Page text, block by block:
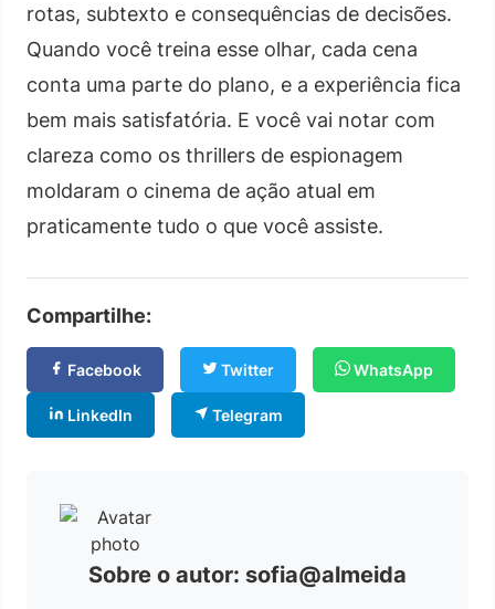
rotas, subtexto e consequências de decisões.
Quando você treina esse olhar, cada cena
conta uma parte do plano, e a experiência fica
bem mais satisfatória. E você vai notar com
clareza como os thrillers de espionagem
moldaram o cinema de ação atual em
praticamente tudo o que você assiste.
Compartilhe:
Facebook Twitter WhatsApp
LinkedIn Telegram
Sobre o autor: sofia@almeida